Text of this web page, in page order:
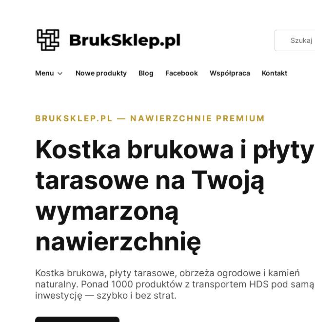
Menu Nowe produkty Blog Facebook Współpraca Kontakt
BRUKSKLEP.PL — NAWIERZCHNIE PREMIUM
Kostka brukowa i płyty
tarasowe na Twoją
wymarzoną
nawierzchnię
Kostka brukowa, płyty tarasowe, obrzeża ogrodowe i kamień
naturalny. Ponad 1000 produktów z transportem HDS pod samą
inwestycję — szybko i bez strat.